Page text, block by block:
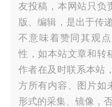
友投稿，本网站只负
版、编辑，是出于传
不意味着赞同其观
性，如本站文章和转
作者在及时联系本站
方所有内容、图片如
形式的采集、镜像，